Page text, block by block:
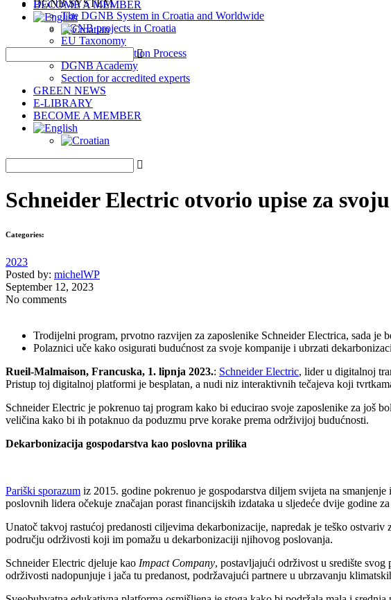
DGNB SYSTEM
The DGNB System in Croatia and Worldwide
DGNB projects in Croatia
EU Taxonomy
DGNB Certification Process
DGNB Academy
Section for accredited experts
GREEN NEWS
E-LIBRARY
BECOME A MEMBER
BECOME A MEMBER
Schneider Electric otvorio upise za
Categories:
2023
Posted by: michelWP
September 12, 2023
No comments
Trodijelni program, prvotno razvijen za zaposlenike Schneider Electrica, sada je
Polaznici uče kako osigurati budućnost za svoje kompanije i ubrzati
Rueil-Malmaison, Francuska, 1. lipnja 2023.: Schneider Electric, lider u digitalnoj
Pristup toj digitalnoj platformi je besplatan, a nudi niz interaktivnih tečajeva koji
Schneider Electric je pokrenuo taj program kako bi educirao svoje zaposlenike za još
veličina kako bi ih potaknuo da poduzmu prve korake prema održivijoj budućnosti.
Dekarbonizacija gospodarstva kao poslovna prilika
Pariški sporazum iz 2015. godine pokrenuo je gospodarstva diljem svijeta na
poslovnih lidera očekuje značajan porast financijskih izdataka u sljedeće dvije godine
Unatoč takvoj rastućoj predanosti ciljevima dekarbonizacije, napredak je teško
području održivosti koji im pomažu u dekarbonizaciji njihovog poslovanja.
Schneider Electric djeluje kao Impact Company, postavljajući održivost u središte
održivosti nadopunjuje i jača tu predanost, podržavajući partnere u ubrzavanju